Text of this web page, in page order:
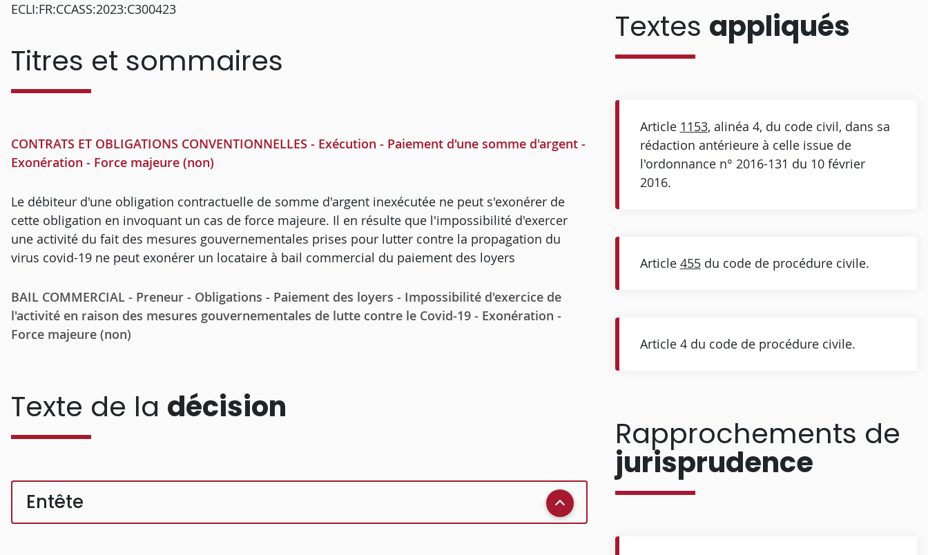
ECLI:FR:CCASS:2023:C300423
Titres et sommaires
CONTRATS ET OBLIGATIONS CONVENTIONNELLES - Exécution - Paiement d'une somme d'argent -
Exonération - Force majeure (non)
Le débiteur d'une obligation contractuelle de somme d'argent inexécutée ne peut s'exonérer de
cette obligation en invoquant un cas de force majeure. Il en résulte que l'impossibilité d'exercer
une activité du fait des mesures gouvernementales prises pour lutter contre la propagation du
virus covid-19 ne peut exonérer un locataire à bail commercial du paiement des loyers
BAIL COMMERCIAL - Preneur - Obligations - Paiement des loyers - Impossibilité d'exercice de
l'activité en raison des mesures gouvernementales de lutte contre le Covid-19 - Exonération -
Force majeure (non)
Texte de la décision
Entête
Textes appliqués
Article 1153, alinéa 4, du code civil, dans sa
rédaction antérieure à celle issue de
l'ordonnance n° 2016-131 du 10 février
2016.
Article 455du code de procédure civile.
Article 4 du code de procédure civile.
Rapprochements de
jurisprudence